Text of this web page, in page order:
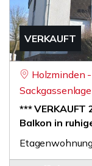
VERKAUFT
Holzminden
Sackgassenlage
***
Balkon in